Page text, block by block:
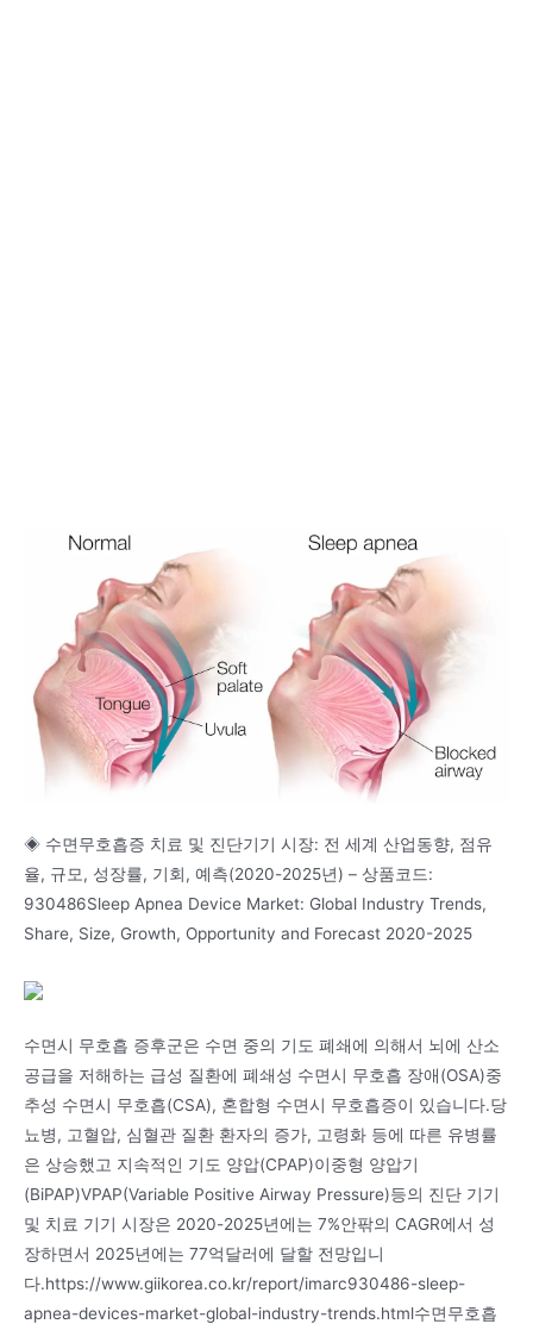
◈ 수면무호흡증 치료 및 진단기기 시장: 전 세계 산업동향, 점유
율, 규모, 성장률, 기회, 예측(2020-2025년) – 상품코드:
930486Sleep Apnea Device Market: Global Industry Trends,
Share, Size, Growth, Opportunity and Forecast 2020-2025
수면시 무호흡 증후군은 수면 중의 기도 폐쇄에 의해서 뇌에 산소
공급을 저해하는 급성 질환에 폐쇄성 수면시 무호흡 장애(OSA)중
추성 수면시 무호흡(CSA), 혼합형 수면시 무호흡증이 있습니다.당
뇨병, 고혈압, 심혈관 질환 환자의 증가, 고령화 등에 따른 유병률
은 상승했고 지속적인 기도 양압(CPAP)이중형 양압기
(BiPAP)VPAP(Variable Positive Airway Pressure)등의 진단 기기
및 치료 기기 시장은 2020-2025년에는 7%안팎의 CAGR에서 성
장하면서 2025년에는 77억달러에 달할 전망입니
다.https://www.giikorea.co.kr/report/imarc930486-sleep-
apnea-devices-market-global-industry-trends.html수면무호흡